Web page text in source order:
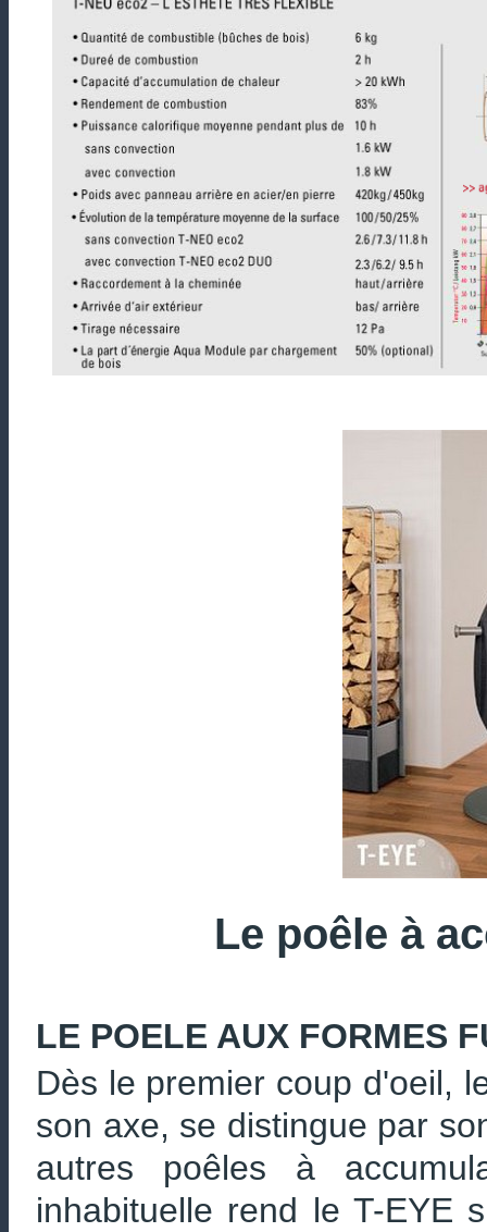
Le poêle à
LE POELE AUX FORMES
Dès le premier coup d'oeil,
son axe, se distingue par
autres poêles à
inhabituelle rend le T-EYE